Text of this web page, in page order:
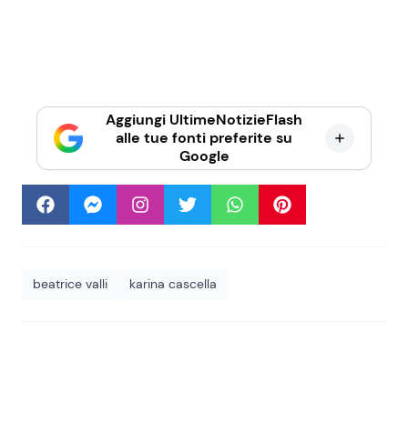
Aggiungi UltimeNotizieFlash
alle tue fonti preferite su
Google
beatrice valli karina cascella